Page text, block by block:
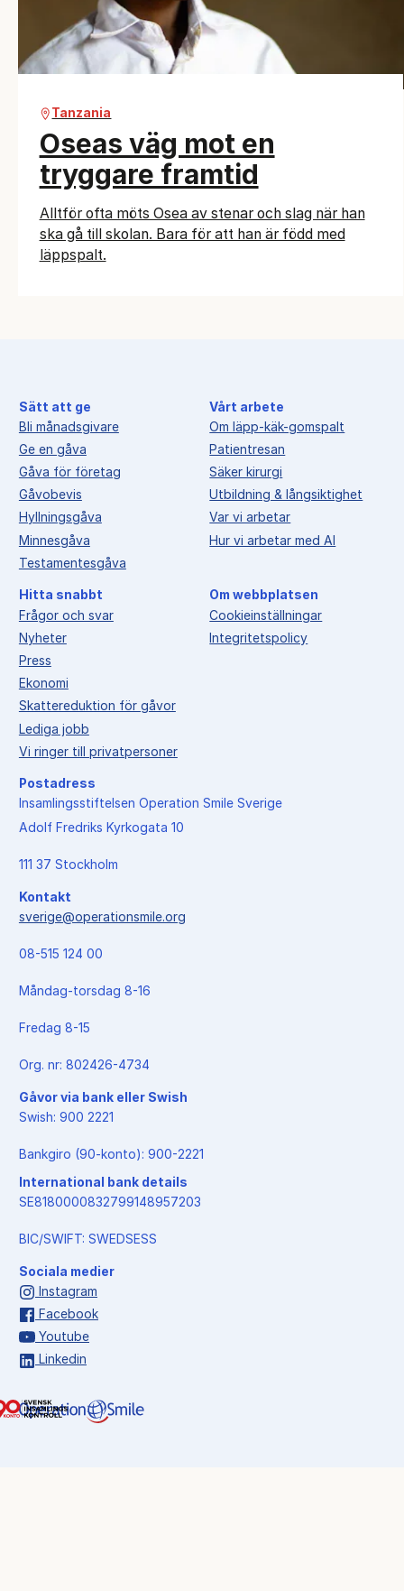
Tanzania
Oseas väg mot en
tryggare framtid
Alltför ofta möts Osea av stenar och slag när han
ska gå till skolan. Bara för att han är född med
läppspalt.
Sätt att ge
Bli månadsgivare
Ge en gåva
Gåva för företag
Gåvobevis
Hyllningsgåva
Minnesgåva
Testamentesgåva
Vårt arbete
Om läpp-käk-gomspalt
Patientresan
Säker kirurgi
Utbildning & långsiktighet
Var vi arbetar
Hur vi arbetar med AI
Hitta snabbt
Frågor och svar
Nyheter
Press
Ekonomi
Skattereduktion för gåvor
Lediga jobb
Vi ringer till privatpersoner
Om webbplatsen
Cookieinställningar
Integritetspolicy
Postadress
Insamlingsstiftelsen Operation Smile Sverige
Adolf Fredriks Kyrkogata 10
111 37 Stockholm
Kontakt
sverige@operationsmile.org
08-515 124 00
Måndag-torsdag 8-16
Fredag 8-15
Org. nr: 802426-4734
Gåvor via bank eller Swish
Swish: 900 2221
Bankgiro (90-konto): 900-2221
International bank details
SE8180000832799148957203
BIC/SWIFT: SWEDSESS
Sociala medier
Instagram
Facebook
Youtube
Linkedin